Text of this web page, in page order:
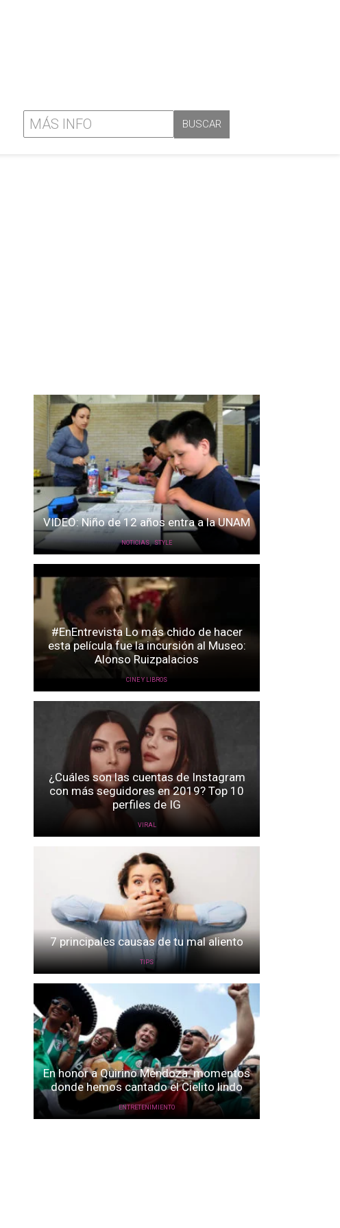
VIDEO: Niño de 12 años entra a la UNAM
NOTICIAS,STYLE
#EnEntrevista Lo más chido de hacer
esta película fue la incursión al Museo:
Alonso Ruizpalacios
CINE Y LIBROS
¿Cuáles son las cuentas de Instagram
con más seguidores en 2019? Top 10
perfiles de IG
VIRAL
7 principales causas de tu mal aliento
TIPS
En honor a Quirino Mendoza: momentos
donde hemos cantado el Cielito lindo
ENTRETENIMIENTO